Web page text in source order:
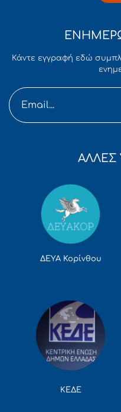
Κάντε εγγραφή εδώ
ΑΛΛΕΣ
ΔΕΥΑ Κορίνθου
ΚΕΔΕ